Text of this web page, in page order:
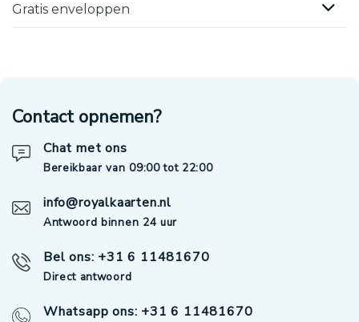
Gratis enveloppen
Contact opnemen?
Chat met ons
Bereikbaar van 09:00 tot 22:00
info@royalkaarten.nl
Antwoord binnen 24 uur
Bel ons: +31 6 11481670
Direct antwoord
Whatsapp ons: +31 6 11481670